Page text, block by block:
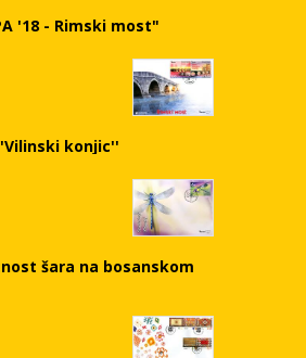
'18 - Rimski most"
konjic''
šara na bosanskom